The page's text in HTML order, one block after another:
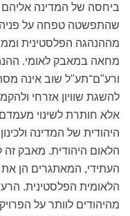
ביחסה של המדינה אליהם
שהתפשטה טפחה על
מההנהגה הפלסטינית
מחאה במאבק לאומי.
ורע"ם־תע"ל שוב אינה
להשגת שוויון אזרחי
אלא חותרת לשינוי
היהודית של המדינה
הלאום היהודית. מאבק זה
העתידי, המאתגרים הן את
הלאומית הפלסטינית.
מהיהודים לוותר על